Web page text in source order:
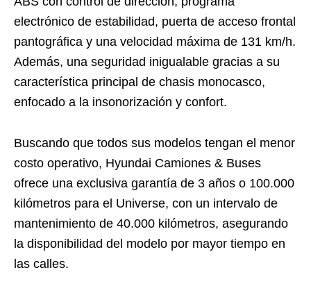
electrónico de estabilidad, puerta de acceso frontal
pantográfica y una velocidad máxima de 131 km/h.
Además, una seguridad inigualable gracias a su
característica principal de chasis monocasco,
enfocado a la insonorización y confort.
Buscando que todos sus modelos tengan el menor
costo operativo, Hyundai Camiones & Buses
ofrece una exclusiva garantía de 3 años o 100.000
kilómetros para el Universe, con un intervalo de
mantenimiento de 40.000 kilómetros, asegurando
la disponibilidad del modelo por mayor tiempo en
las calles.